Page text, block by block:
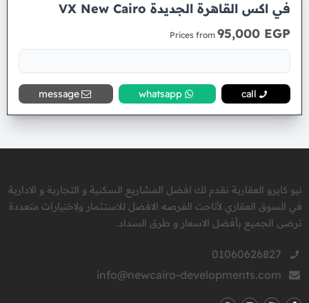
في اكس القاهرة الجديدة VX New Cairo
Prices from 95,000 EGP
call
whatsapp
message
نيو كايرو العقارية نقدم لك افضل المشاريع السكنية و التجارية و الادارية
في السوق العقاري لأتاحت الفرصه الافضل للاستثمار ولاختيارات متعددة
ترضى الجميع بأفضل الاسعار و طرق السداد.
01060626827
info@newcairo-developments.com